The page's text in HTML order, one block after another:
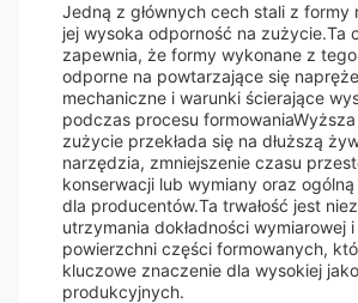
Jedną z głównych cech stali z formy
jej wysoka odporność na zużycie.Ta
zapewnia, że formy wykonane z tego
odporne na powtarzające się
mechaniczne i warunki ścierające
podczas procesu
zużycie przekłada się na dłuższą
narzędzia, zmniejszenie czasu
konserwacji lub wymiany oraz ogólną
dla producentów.Ta trwałość jest
utrzymania dokładności wymiarowej
powierzchni części formowanych,
kluczowe znaczenie dla wysokiej
produkcyjnych.